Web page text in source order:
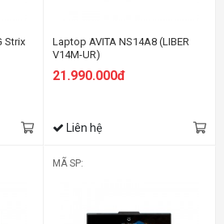
Strix
Laptop AVITA NS14A8 (LIBER
V14M-UR)
21.990.000đ
Liên hệ
MÃ SP: